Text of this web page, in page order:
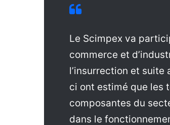
Le Scimpex va
commerce et
l’insurrection et
ci ont estimé que les
composantes du
dans le